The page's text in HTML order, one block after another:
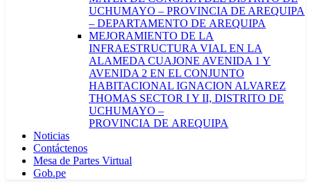
UCHUMAYO – PROVINCIA DE AREQUIPA
– DEPARTAMENTO DE AREQUIPA
MEJORAMIENTO DE LA
INFRAESTRUCTURA VIAL EN LA
ALAMEDA CUAJONE AVENIDA 1 Y
AVENIDA 2 EN EL CONJUNTO
HABITACIONAL IGNACION ALVAREZ
THOMAS SECTOR I Y II, DISTRITO DE
UCHUMAYO –
PROVINCIA DE AREQUIPA
Noticias
Contáctenos
Mesa de Partes Virtual
Gob.pe